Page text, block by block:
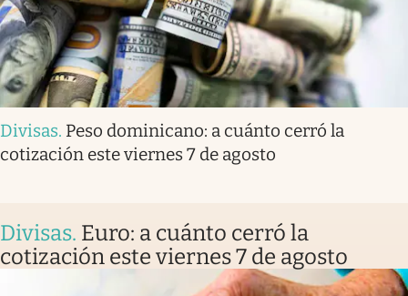
Divisas. Peso dominicano: a cuánto cerró la
cotización este viernes 7 de agosto
Divisas. Euro: a cuánto cerró la
cotización este viernes 7 de agosto